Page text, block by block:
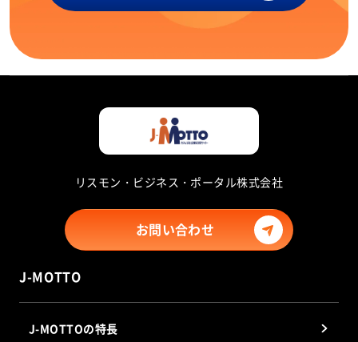
リスモン・ビジネス・ポータル株式会社
お問い合わせ
J-MOTTO
J-MOTTOの特長